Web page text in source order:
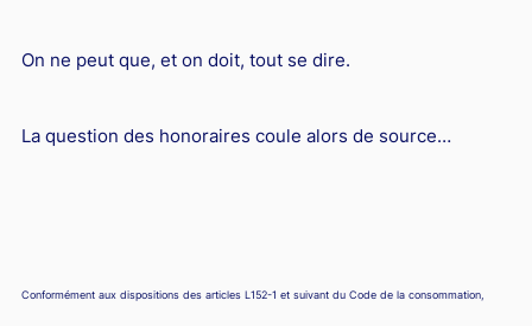
On ne peut que, et on doit, tout se dire.
La question des honoraires coule alors de source…
Conformément aux dispositions des articles L152-1 et suivant du Code de la consommation,